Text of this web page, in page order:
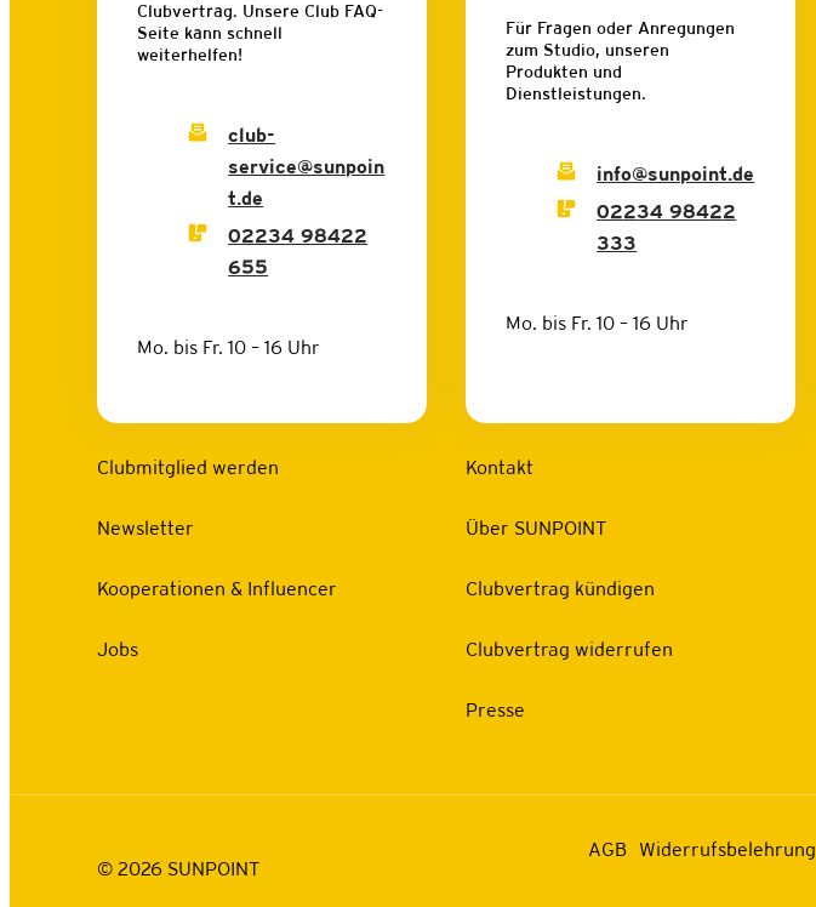
Clubvertrag. Unsere Club FAQ-
Seite kann schnell
weiterhelfen!
club-
service@sunpoin
t.de
02234 98422
655
Mo. bis Fr. 10 – 16 Uhr
Für Fragen oder Anregungen
zum Studio, unseren
Produkten und
Dienstleistungen.
info@sunpoint.de
02234 98422
333
Mo. bis Fr. 10 – 16 Uhr
Clubmitglied werden
Newsletter
Kooperationen & Influencer
Jobs
Kontakt
Über SUNPOINT
Clubvertrag kündigen
Clubvertrag widerrufen
Presse
© 2026 SUNPOINT
AGB Widerrufsbelehrung